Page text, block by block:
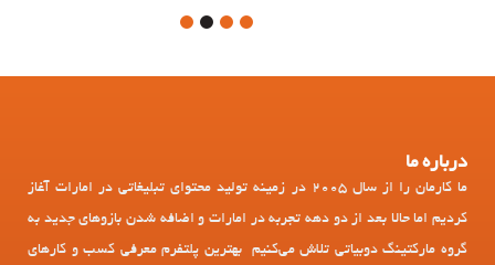
1
درباره ما
ما کارمان را از سال 2005 در زمینه تولید محتوای تبلیغاتی در امارات آغاز
کردیم اما حالا بعد از دو دهه تجربه در امارات و اضافه شدن بازوهای جدید به
گروه مارکتینگ دوبیاتی تلاش می‌کنیم بهترین پلتفرم معرفی کسب و کارهای